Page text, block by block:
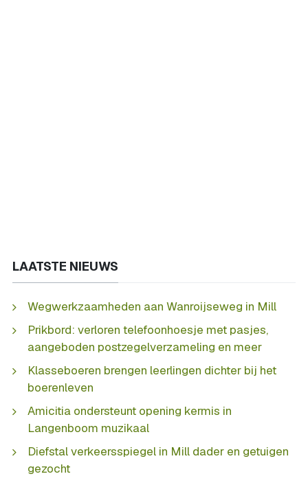
LAATSTE NIEUWS
Wegwerkzaamheden aan Wanroijseweg in Mill
Prikbord: verloren telefoonhoesje met pasjes,
aangeboden postzegelverzameling en meer
Klasseboeren brengen leerlingen dichter bij het
boerenleven
Amicitia ondersteunt opening kermis in
Langenboom muzikaal
Diefstal verkeersspiegel in Mill dader en getuigen
gezocht